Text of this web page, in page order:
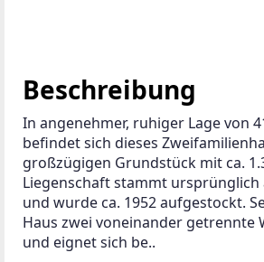
Beschreibung
In angenehmer, ruhiger Lage von
befindet sich dieses
großzügigen Grundstück mit ca.
Liegenschaft stammt ursprünglich
und wurde ca. 1952 aufgestockt.
Haus zwei voneinander getrennte
und eignet sich be..